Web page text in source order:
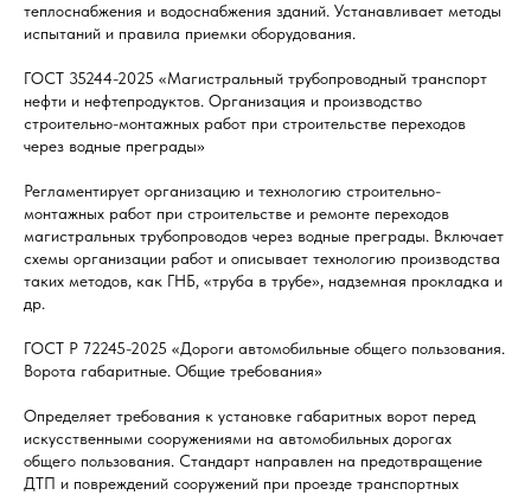
теплоснабжения и водоснабжения зданий. Устанавливает методы
испытаний и правила приемки оборудования.
ГОСТ 35244-2025 «Магистральный трубопроводный транспорт
нефти и нефтепродуктов. Организация и производство
строительно-монтажных работ при строительстве переходов
через водные преграды»
Регламентирует организацию и технологию строительно-
монтажных работ при строительстве и ремонте переходов
магистральных трубопроводов через водные преграды. Включает
схемы организации работ и описывает технологию производства
таких методов, как ГНБ, «труба в трубе», надземная прокладка и
др.
ГОСТ Р 72245-2025 «Дороги автомобильные общего пользования.
Ворота габаритные. Общие требования»
Определяет требования к установке габаритных ворот перед
искусственными сооружениями на автомобильных дорогах
общего пользования. Стандарт направлен на предотвращение
ДТП и повреждений сооружений при проезде транспортных